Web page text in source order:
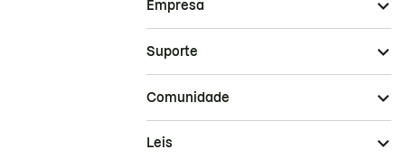
Empresa
Suporte
Comunidade
Leis